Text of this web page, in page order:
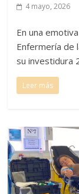
4 mayo, 2026
En una
Enfermería de
su investidura
Leer más